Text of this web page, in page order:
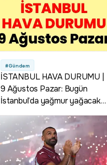
#Gündem
İSTANBUL HAVA DURUMU |
9 Ağustos Pazar: Bugün
İstanbul’da yağmur yağacak
olacak?